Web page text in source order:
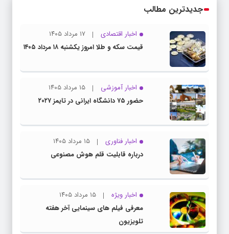
جدیدترین مطالب
اخبار اقتصادی
۱۷ مرداد ۱۴۰۵
قیمت سکه و طلا امروز یکشنبه ۱۸ مرداد ۱۴۰۵
اخبار آموزشی
۱۵ مرداد ۱۴۰۵
حضور ۷۵ دانشگاه ایرانی در تایمز ۲۰۲۷
اخبار فناوری
۱۵ مرداد ۱۴۰۵
درباره قابلیت قلم هوش مصنوعی
اخبار ویژه
۱۵ مرداد ۱۴۰۵
معرفی فیلم های سینمایی آخر هفته
تلویزیون